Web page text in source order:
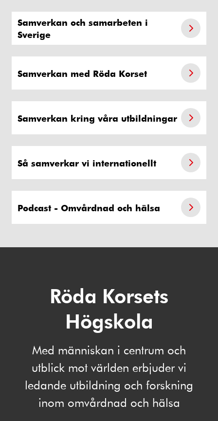
Samverkan och samarbeten i
Sverige
Samverkan med Röda Korset
Samverkan kring våra utbildningar
Så samverkar vi internationellt
Podcast - Omvårdnad och hälsa
Röda Korsets
Högskola
Med människan i centrum och
utblick mot världen erbjuder vi
ledande utbildning och forskning
inom omvårdnad och hälsa